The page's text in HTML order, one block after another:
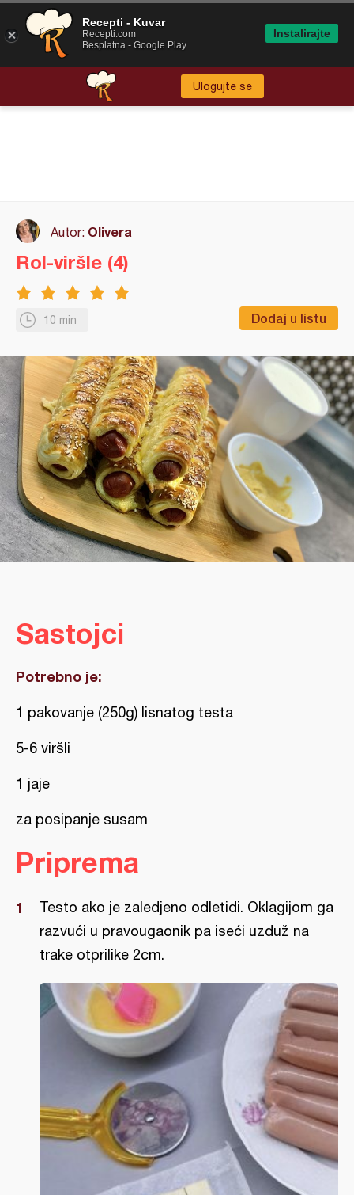
Ulogujte se
Autor: Olivera
10 min Dodaj u listu
Rol-viršle (4)
Sastojci
Potrebno je:
1 pakovanje (250g) lisnatog testa
5-6 viršli
1 jaje
za posipanje susam
Priprema
Testo ako je zaledjeno odletidi. Oklagijom ga
razvući u pravougaonik pa iseći uzduž na
trake otprilike 2cm.
Recepti - Kuvar
Recepti.com
Besplatna - Google Play
Instalirajte